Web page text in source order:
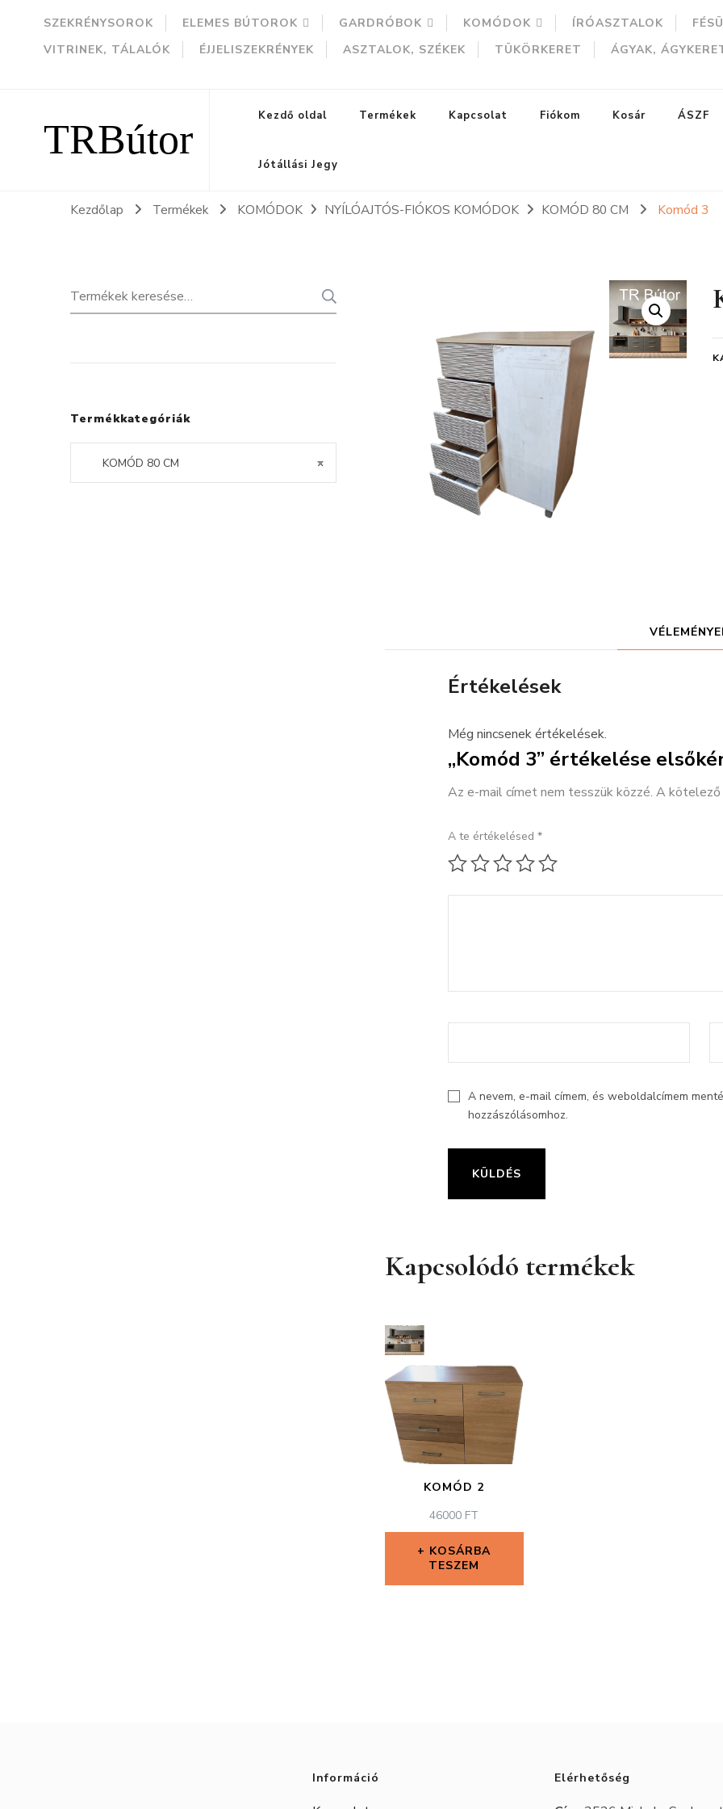
SZEKRÉNYSOROK ELEMES BÚTOROK GARDRÓBOK KOMÓDOK ÍRÓASZTALOK
VITRINEK, TÁLALÓK
ÉJJELISZEKRÉNYEK ASZTALOK, SZÉKEK TÜKÖRKERET ÁGYAK,
TRBútor Kezdő oldal Termékek Kapcsolat Fiókom Kosár ÁSZF
Jótállási Jegy
Kezdőlap Termékek KOMÓDOK NYÍLÓAJTÓS-FIÓKOS KOMÓDOK KOMÓD 80 CM Komód 3
Értékelések
Még nincsenek értékelések.
„Komód 3” értékelése
Az e-mail címet nem tesszük közzé. A
A te értékelésed *
1 / 5 csillag
2 / 5 csillag
3 / 5 csillag
4 / 5 csillag
A nevem, e-mail címem, és weboldalcímem
hozzászólásomhoz.
Kapcsolódó termékek
KOMÓD 2
46000 FT
KOSÁRBA
TESZEM
Keresés
a
Termékkategóriák
×
KOMÓD 80 CM
Információ Elérhetőség